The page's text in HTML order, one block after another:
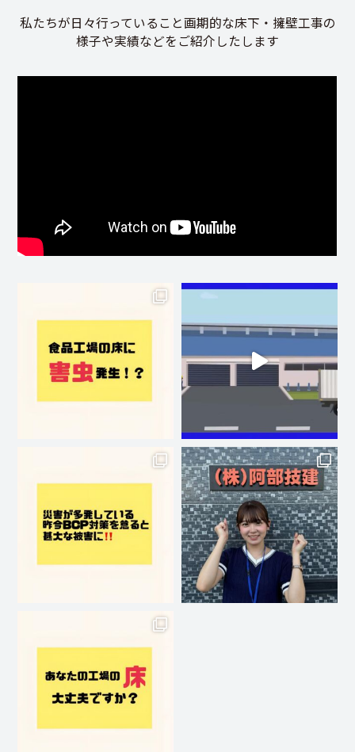
私たちが日々行っていること画期的な床下・擁壁工事の
様子や実績などをご紹介したします